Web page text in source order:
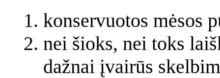
konservuotos mėsos
nei šioks, nei toks
dažnai įvairūs